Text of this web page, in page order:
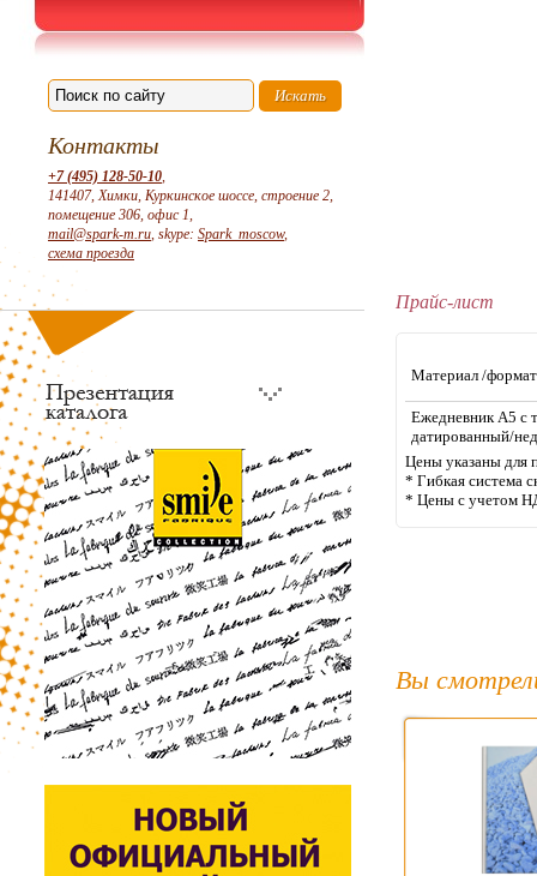
Контакты
+7 (495) 128-50-10,
141407, Химки, Куркинское шоссе, строение 2,
помещение 306, офис 1,
mail@spark-m.ru, skype: Spark_moscow,
схема проезда
Прайс-лист
Материал /формат
Ежедневник А5 с
датированный/
Цены указаны для
* Гибкая система
* Цены с учетом
Вы